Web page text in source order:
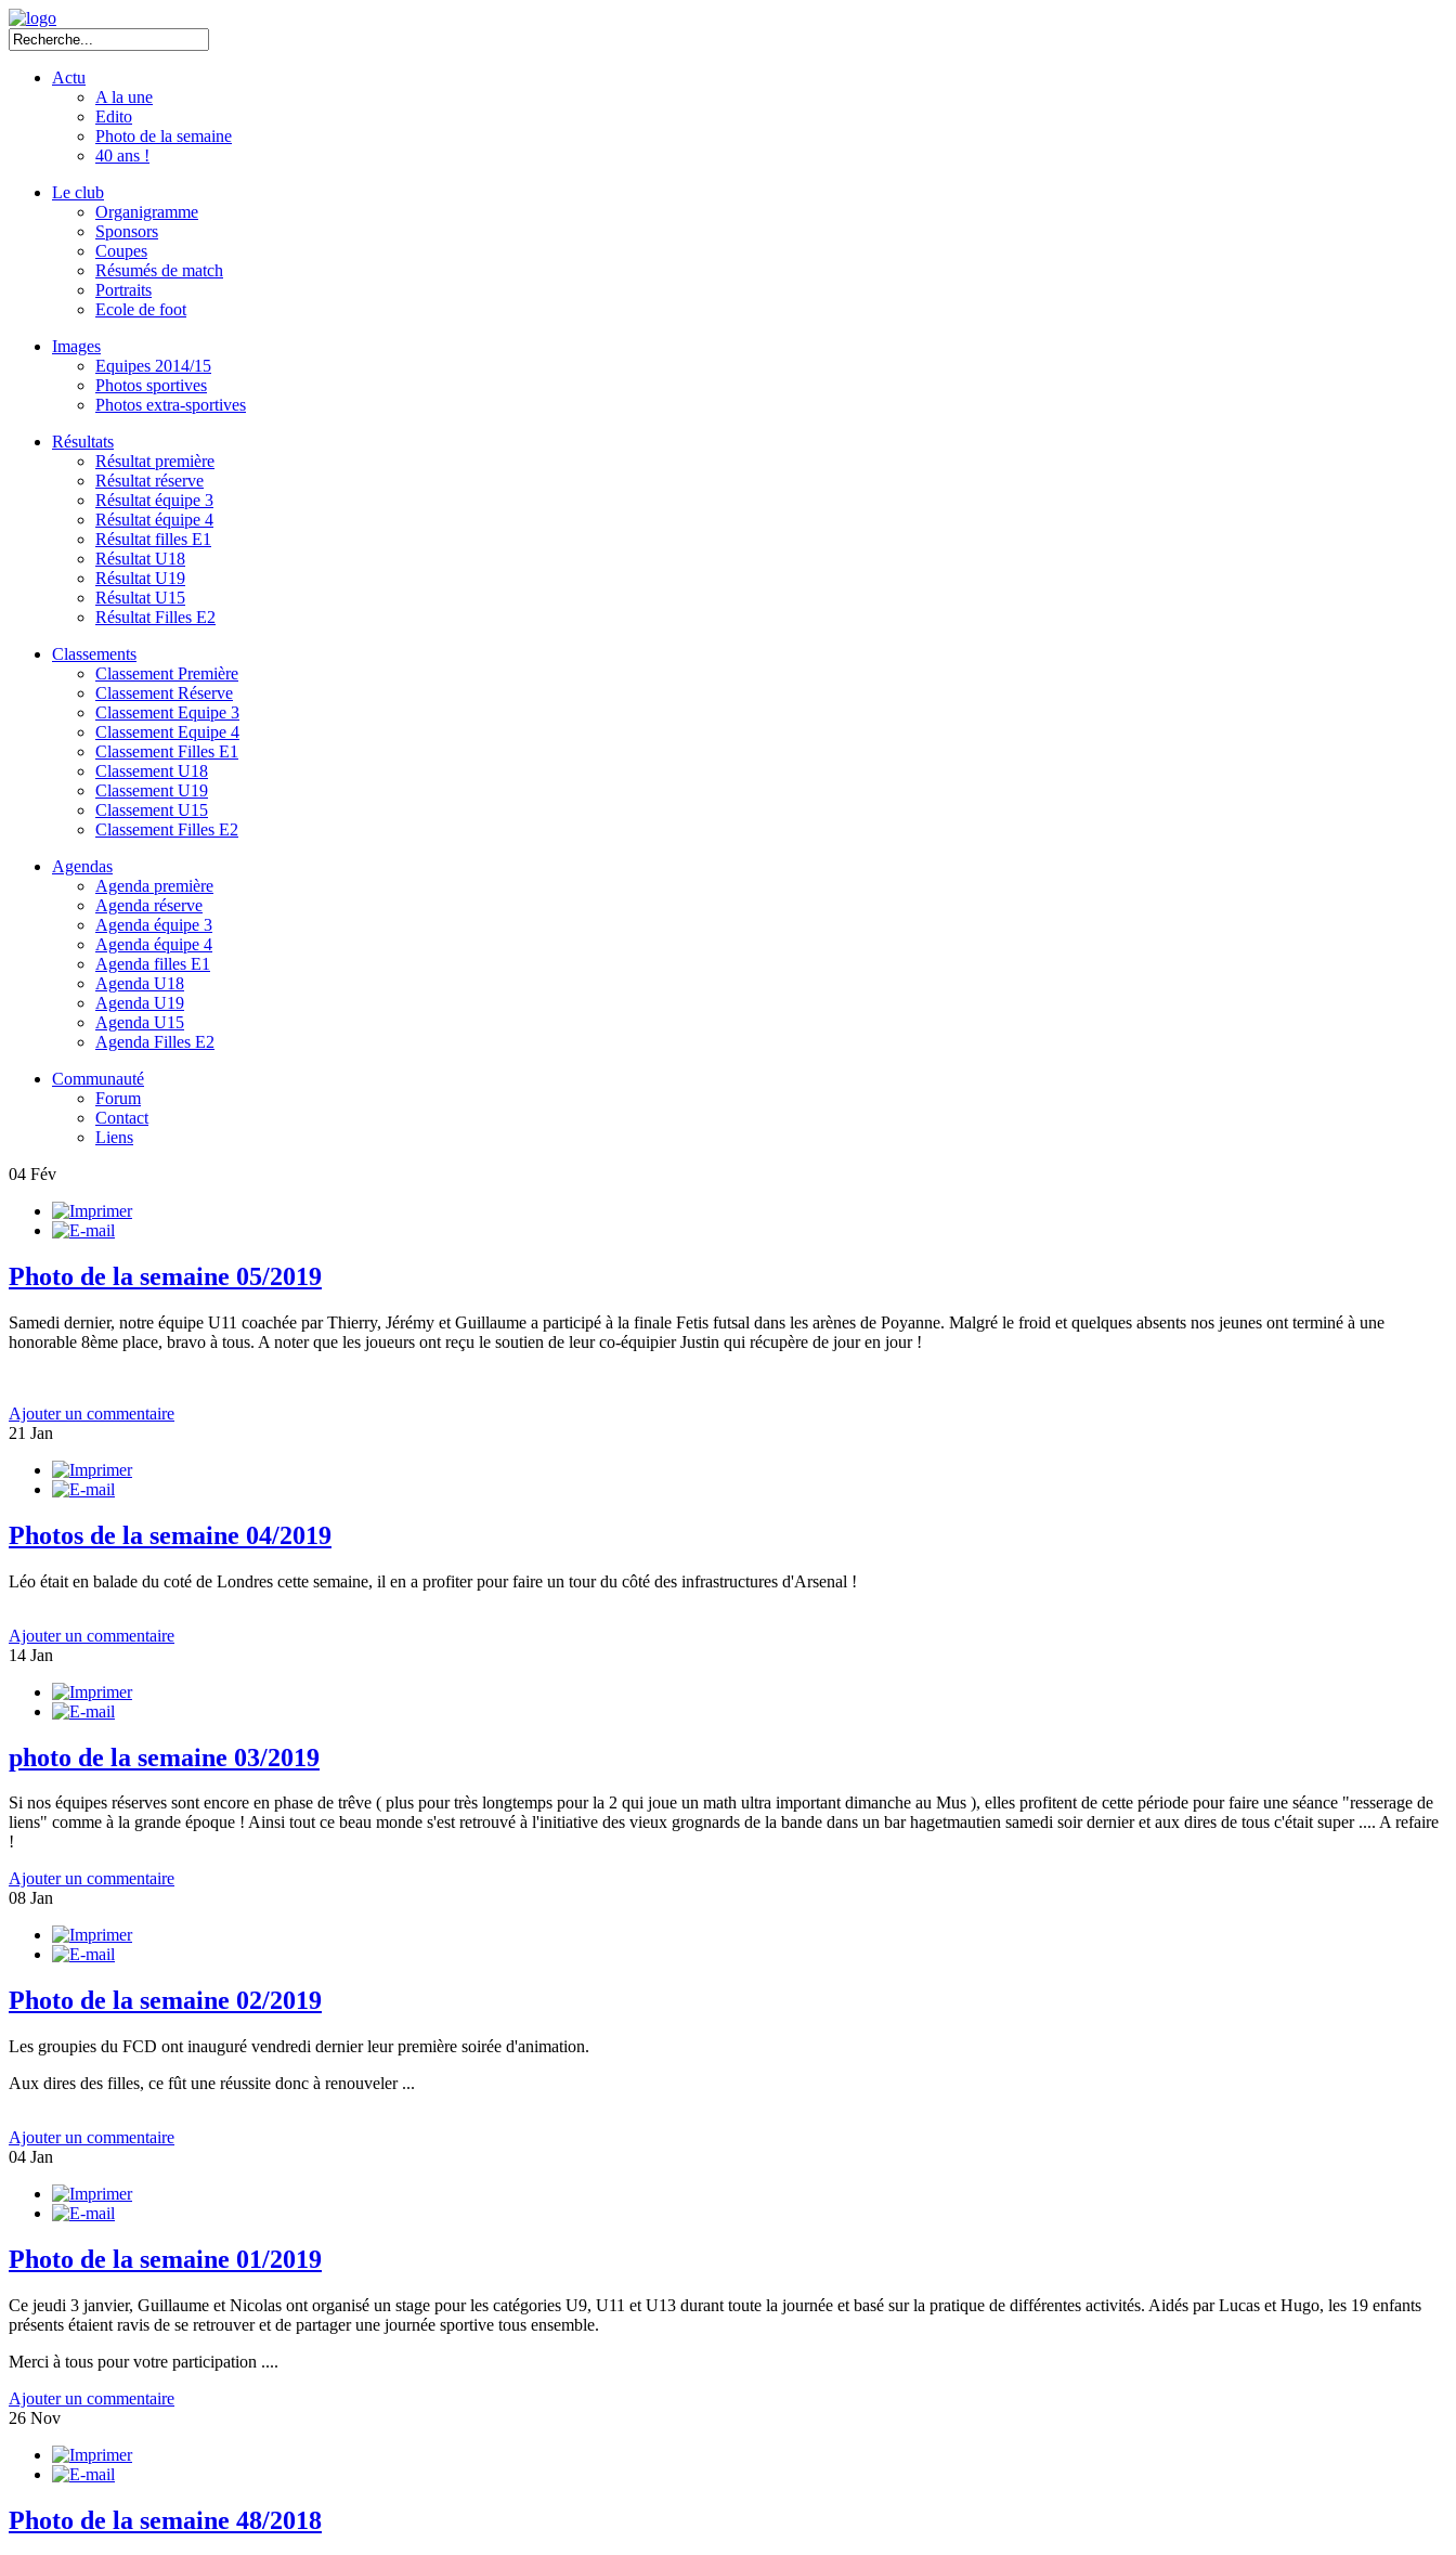
Actu
A la une
Edito
Photo de la semaine
40 ans !
Le club
Organigramme
Sponsors
Coupes
Résumés de match
Portraits
Ecole de foot
Images
Equipes 2014/15
Photos sportives
Photos extra-sportives
Résultats
Résultat première
Résultat réserve
Résultat équipe 3
Résultat équipe 4
Résultat filles E1
Résultat U18
Résultat U19
Résultat U15
Résultat Filles E2
Classements
Classement Première
Classement Réserve
Classement Equipe 3
Classement Equipe 4
Classement Filles E1
Classement U18
Classement U19
Classement U15
Classement Filles E2
Agendas
Agenda première
Agenda réserve
Agenda équipe 3
Agenda équipe 4
Agenda filles E1
Agenda U18
Agenda U19
Agenda U15
Agenda Filles E2
Communauté
Forum
Contact
Liens
04 Fév
Photo de la semaine 05/2019
Samedi dernier, notre équipe U11 coachée par Thierry, Jérémy et Guillaume a participé à la finale Fetis futsal dans les arènes de Poyanne. Malgré le froid et quelques absents nos jeunes ont terminé à une
honorable 8ème place, bravo à tous. A noter que les joueurs ont reçu le soutien de leur co-équipier Justin qui récupère de jour en jour !
Ajouter un commentaire
21 Jan
Photos de la semaine 04/2019
Léo était en balade du coté de Londres cette semaine, il en a profiter pour faire un tour du côté des infrastructures d'Arsenal !
Ajouter un commentaire
14 Jan
photo de la semaine 03/2019
Si nos équipes réserves sont encore en phase de trêve ( plus pour très longtemps pour la 2 qui joue un math ultra important dimanche au Mus ), elles profitent de cette période pour faire une séance "resserage de
liens" comme à la grande époque ! Ainsi tout ce beau monde s'est retrouvé à l'initiative des vieux grognards de la bande dans un bar hagetmautien samedi soir dernier et aux dires de tous c'était super .... A refaire
!
Ajouter un commentaire
08 Jan
Photo de la semaine 02/2019
Les groupies du FCD ont inauguré vendredi dernier leur première soirée d'animation.
Aux dires des filles, ce fût une réussite donc à renouveler ...
Ajouter un commentaire
04 Jan
Photo de la semaine 01/2019
Ce jeudi 3 janvier, Guillaume et Nicolas ont organisé un stage pour les catégories U9, U11 et U13 durant toute la journée et basé sur la pratique de différentes activités. Aidés par Lucas et Hugo, les 19 enfants
présents étaient ravis de se retrouver et de partager une journée sportive tous ensemble.
Merci à tous pour votre participation ....
Ajouter un commentaire
26 Nov
Photo de la semaine 48/2018